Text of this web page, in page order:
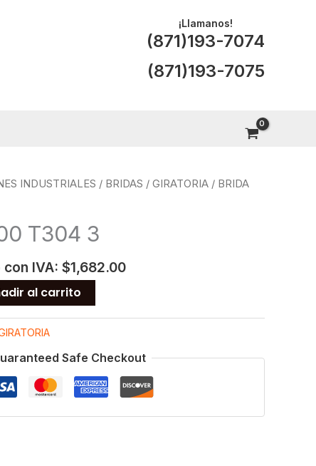
¡Llamanos!
(871)193-7074
(871)193-7075
INDUSTRIALES / BRIDAS / GIRATORIA / BRIDA
T304 3
IVA: $1,682.00
al carrito
Safe Checkout